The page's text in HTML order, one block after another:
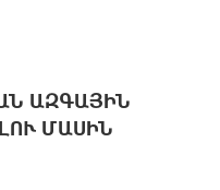
ԱԶԳԱՅԻՆ
ՄԱՍԻՆ